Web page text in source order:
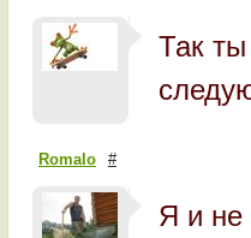
Так
Romalo #
Я и не